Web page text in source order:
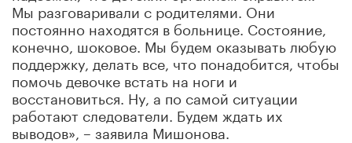
Мы разговаривали с родителями. Они
постоянно находятся в больнице. Состояние,
конечно, шоковое. Мы будем оказывать любую
поддержку, делать все, что понадобится, чтобы
помочь девочке встать на ноги и
восстановиться. Ну, а по самой ситуации
работают следователи. Будем ждать их
выводов», – заявила Мишонова.